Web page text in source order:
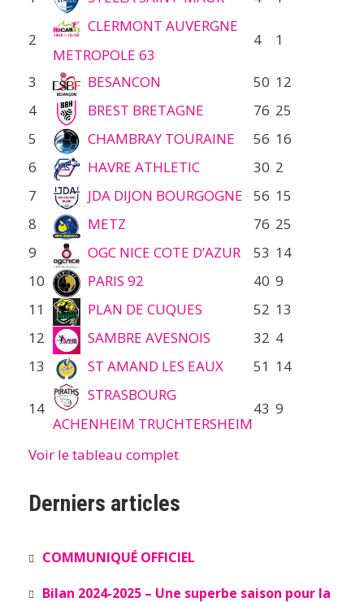
2
CLERMONT AUVERGNE
METROPOLE 63
4 1
3 BESANCON 50 12
4
BREST BRETAGNE 76 25
5
CHAMBRAY TOURAINE 56 16
6
HAVRE ATHLETIC 30 2
7
JDA DIJON BOURGOGNE 56 15
8
METZ 76 25
9
OGC NICE COTE D’AZUR 53 14
10
PARIS 92 40 9
11
PLAN DE CUQUES 52 13
12
SAMBRE AVESNOIS 32 4
13
ST AMAND LES EAUX 51 14
14
STRASBOURG
ACHENHEIM TRUCHTERSHEIM
43 9
Voir le tableau complet
Derniers articles
COMMUNIQUÉ OFFICIEL
Bilan 2024-2025 – Une superbe saison pour la